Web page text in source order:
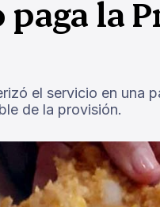
paga la
el servicio en una
de la provisión.